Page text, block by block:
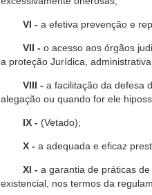
VI - a efetiva prevenção e
VII - o acesso aos órgãos
a proteção Jurídica,
VIII - a facilitação da defesa
alegação ou quando for ele
IX - (Vetado);
X - a adequada e eficaz
XI - a garantia de práticas
existencial, nos termos da